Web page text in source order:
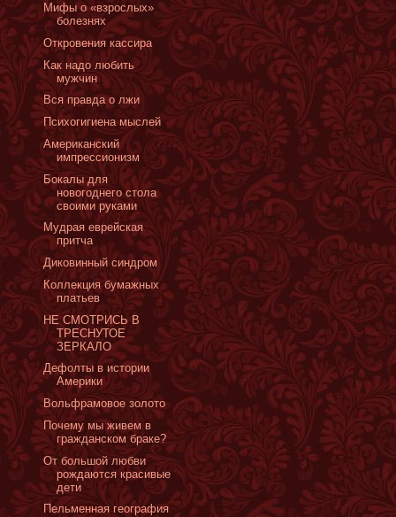
Мифы о «взрослых»
болезнях
Откровения кассира
Как надо любить
мужчин
Вся правда о лжи
Психогигиена мыслей
Американский
импрессионизм
Бокалы для
новогоднего стола
своими руками
Мудрая еврейская
притча
Диковинный синдром
Коллекция бумажных
платьев
НЕ СМОТРИСЬ В
ТРЕСНУТОЕ
ЗЕРКАЛО
Дефолты в истории
Америки
Вольфрамовое золото
Почему мы живем в
гражданском браке?
От большой любви
рождаются красивые
дети
Пельменная география